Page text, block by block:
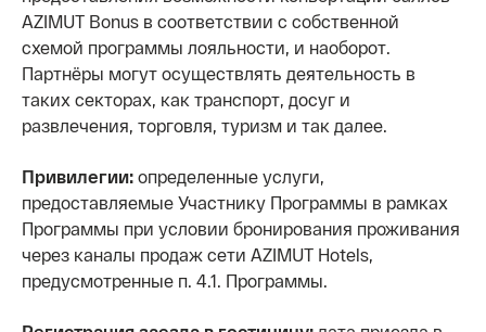
AZIMUT Bonus в соответствии с собственной
схемой программы лояльности, и наоборот.
Партнёры могут осуществлять деятельность в
таких секторах, как транспорт, досуг и
развлечения, торговля, туризм и так далее.
Привилегии: определенные услуги,
предоставляемые Участнику Программы в рамках
Программы при условии бронирования проживания
через каналы продаж сети AZIMUT Hotels,
предусмотренные п. 4.1. Программы.